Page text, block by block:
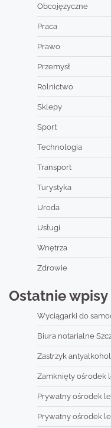
Obcojęzyczne
Praca
Prawo
Przemysł
Rolnictwo
Sklepy
Sport
Technologia
Transport
Turystyka
Uroda
Usługi
Wnętrza
Zdrowie
Ostatnie wpisy
Wyciągarki do
Biura notarialne
Zastrzyk
Zamknięty ośrodek
Prywatny ośrodek
Prywatny ośrodek